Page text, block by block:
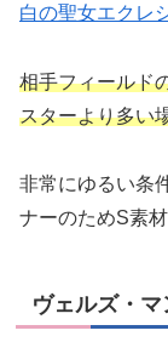
白の聖女エクレ
相手フィールド
スターより多い
非常にゆるい条
ナーのためS素
ヴェルズ・